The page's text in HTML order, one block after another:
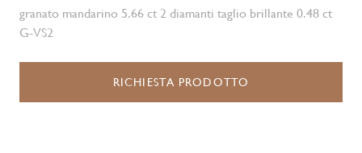
granato mandarino 5.66 ct 2 diamanti taglio brillante 0.48 ct
G-VS2
RICHIESTA PRODOTTO